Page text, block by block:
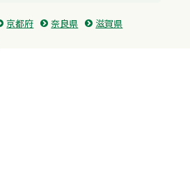
京都府 奈良県
滋賀県